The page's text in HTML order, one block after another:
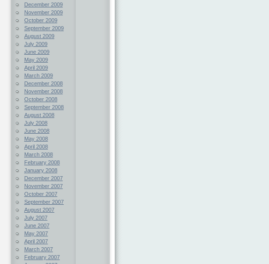
December 2009
November 2009
October 2009
September 2009
August 2009
July 2009
June 2009
May 2009
April 2009
March 2009
December 2008
November 2008
October 2008
September 2008
August 2008
July 2008
June 2008
May 2008
April 2008
March 2008
February 2008
January 2008
December 2007
November 2007
October 2007
September 2007
August 2007
July 2007
June 2007
May 2007
April 2007
March 2007
February 2007